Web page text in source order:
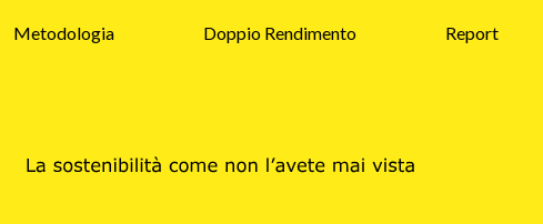
Metodologia Doppio Rendimento Report